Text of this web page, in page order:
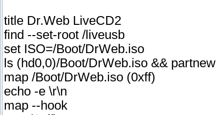
title Dr.Web LiveCD2
find --set-root /liveusb
set ISO=/Boot/DrWeb.iso
ls (hd0,0)/Boot/DrWeb.iso &&
map /Boot/DrWeb.iso (0xff)
echo -e \r\n
map --hook